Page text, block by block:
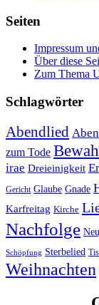
Seiten
Impressum
Über diese
Zum Thema
Schlagwörter
Abendlied
zum Tode
irae Dreieinigkeit
Gericht Glaube Gnade
Karfreitag Kirche
Nachfolge
Schöpfung Sterbelied
Weihnachten